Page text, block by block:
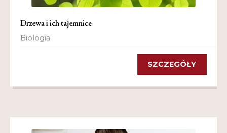
Drzewa i ich tajemnice
Biologia
SZCZEGÓŁY